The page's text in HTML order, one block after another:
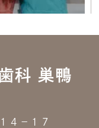
科 巣鴨
４−１７